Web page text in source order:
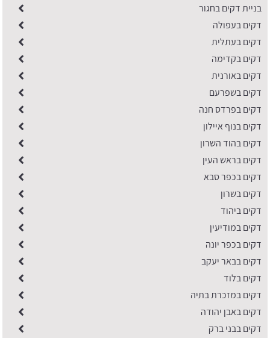
בניית דקים בחגור
דקים בעפולה
דקים בעתלית
דקים בקדימה
דקים באורנית
דקים בשפרעם
דקים בפרדס חנה
דקים בנוף איילון
דקים בהוד השרון
דקים בראש העין
דקים בכפר סבא
דקים בשרון
דקים ביהוד
דקים במודיעין
דקים בכפר יונה
דקים בבאר יעקב
דקים בלוד
דקים במזכרת בתיה
דקים באבן יהודה
דקים בבני ברק